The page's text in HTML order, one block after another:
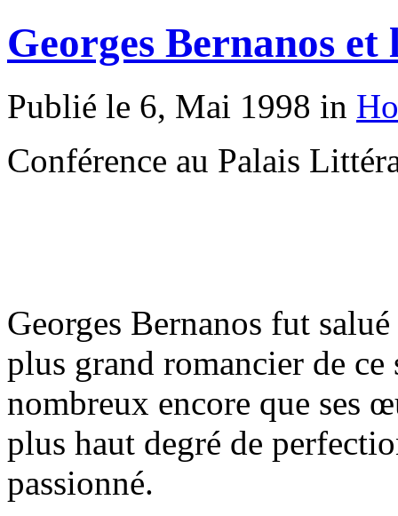
Georges Bernanos
Publié le 6, Mai 1998 in
Conférence au Palais
Georges Bernanos fut
plus grand romancier de
nombreux encore que ses
plus haut degré de
passionné.